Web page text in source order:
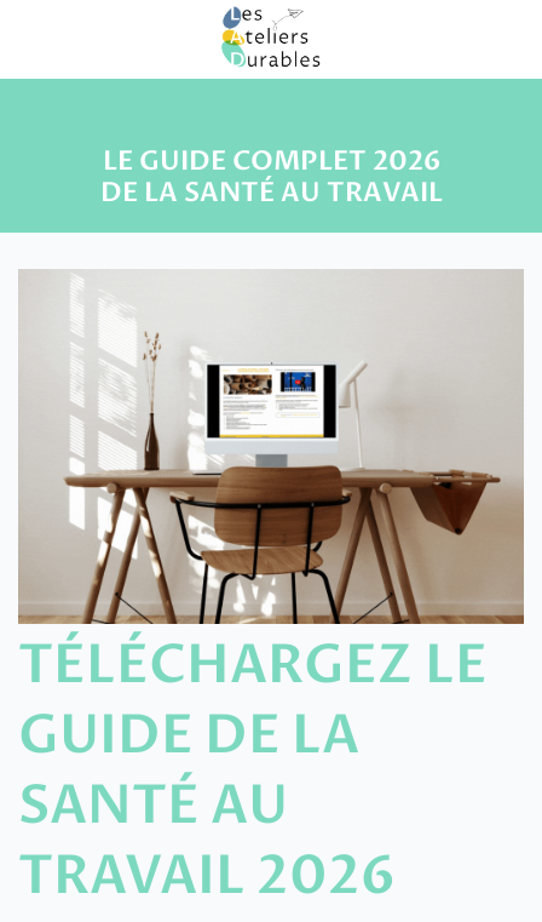
LE GUIDE COMPLET 2026
DE LA SANTÉ AU TRAVAIL
TÉLÉCHARGEZ LE
GUIDE DE LA
SANTÉ AU
TRAVAIL 2026